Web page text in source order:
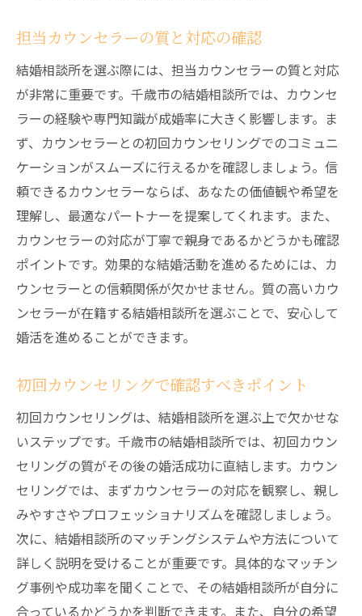
信頼できるカウンセラーの見極め方
サービス内容の充実度を確認
料金体系の明確化と納得のいく契約
成婚実績と成功事例の確認
安心して利用するためのサポート体制
担当カウンセラーの質と対応の確認
結婚相談所を選ぶ際には、担当カウンセラーの質と対応
が非常に重要です。千歳市の結婚相談所では、カウンセ
ラーの経験や専門知識が成婚率に大きく影響します。ま
ず、カウンセラーとの初回カウンセリングでのコミュニ
ケーションがスムーズに行えるかを確認しましょう。信
頼できるカウンセラーならば、あなたの価値観や希望を
理解し、最適なパートナーを提案してくれます。また、
カウンセラーの対応が丁寧で親身であるかどうかも確認
ポイントです。効果的な結婚活動を進めるためには、カ
ウンセラーとの信頼関係が欠かせません。質の高いカウ
ンセラーが在籍する結婚相談所を選ぶことで、安心して
婚活を進めることができます。
初回カウンセリングで確認すべきポイント
初回カウンセリングは、結婚相談所を選ぶ上で欠かせな
いステップです。千歳市の結婚相談所では、初回カウン
セリングの質がその後の婚活成功に直結します。カウン
セリングでは、まずカウンセラーの対応を観察し、親し
みやすさやプロフェッショナリズムを確認しましょう。
次に、結婚相談所のマッチングシステムや方法について
詳しく説明を受けることが重要です。具体的なマッチン
グ事例や成功率を聞くことで、その結婚相談所が自分に
合っているかどうかを判断できます。また、自分の希望